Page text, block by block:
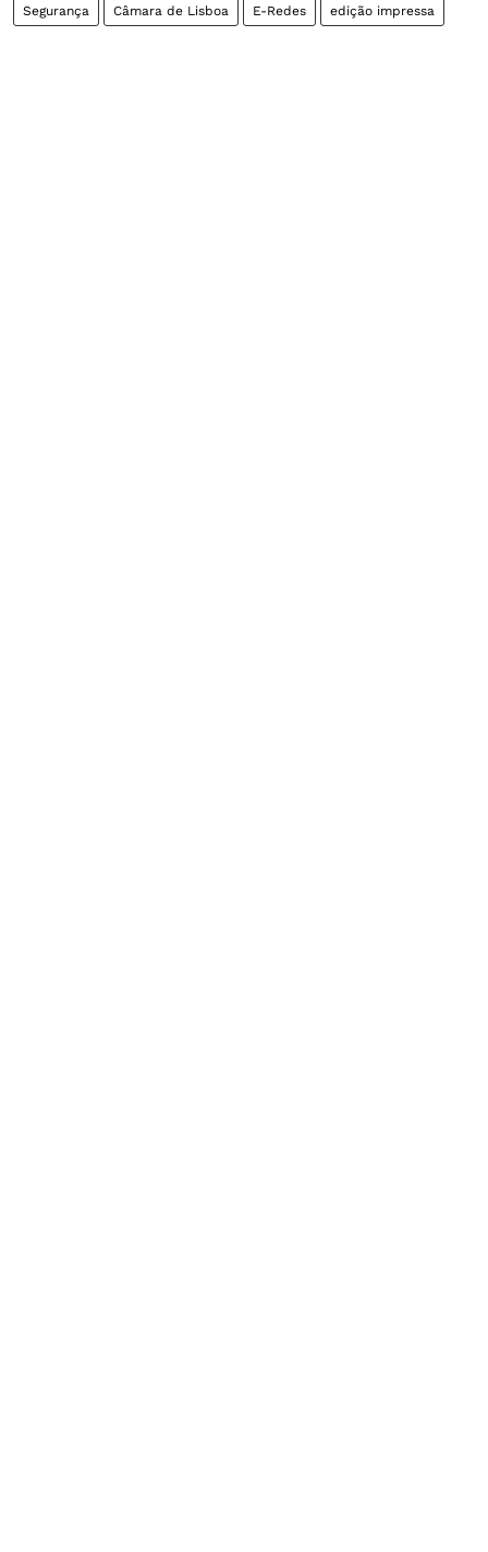
Segurança Câmara de Lisboa E-Redes edição impressa